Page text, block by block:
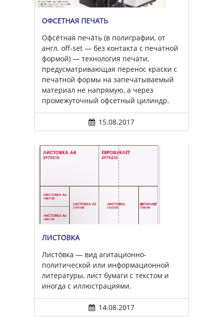
ОФСЕ́ТНАЯ ПЕЧА́ТЬ
Офсе́тная печа́ть (в полиграфии, от
англ. off-set — без контакта с печатной
формой) — технология печати,
предусматривающая перенос краски с
печатной формы на запечатываемый
материал не напрямую, а через
промежуточный офсетный цилиндр.
15.08.2017
ЛИСТО́ВКА
Листо́вка — вид агитационно-
политической или информационной
литературы, лист бумаги с текстом и
иногда с иллюстрациями.
14.08.2017